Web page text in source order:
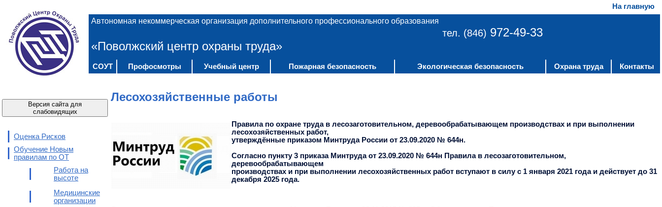
На главную
Автономная некоммерческая организация дополнительного профессионального образования
тел. (846) 972-49-33
«Поволжский центр охраны труда»
СОУТ Профосмотры Учебный центр Пожарная безопасность Экологическая безопасность Охрана труда Контакты
Версия сайта для
слабовидящих
Оценка Рисков
Обучение Новым
правилам по ОТ
Работа на
высоте
Медицинские
организации
Лесохозяйственные работы
Правила по охране труда в лесозаготовительном, деревообрабатывающем производствах и при выполнении
лесохозяйственных работ,
утверждённые приказом Минтруда России от 23.09.2020 № 644н.
Согласно пункту 3 приказа Минтруда от 23.09.2020 № 644н Правила в лесозаготовительном,
деревообрабатывающем
производствах и при выполнении лесохозяйственных работ вступают в силу с 1 января 2021 года и действует до 31
декабря 2025 года.